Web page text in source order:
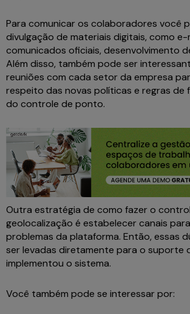
Para comunicar os colaboradores você
divulgação de materiais digitais, como e-
comunicados oficiais, desenvolvimento de
Além disso, também pode ser
reuniões com cada setor da empresa
respeito das novas políticas e regras de
do controle de ponto.
Outra estratégia de como fazer o
geolocalização é estabelecer canais
problemas da plataforma. Então, essas
ser levadas diretamente para o suporte
implementou o sistema.
Você também pode se interessar por: